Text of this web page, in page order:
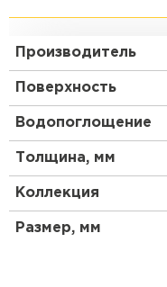
Производитель
Поверхность
Водопоглощение
Толщина, мм
Коллекция
Размер, мм